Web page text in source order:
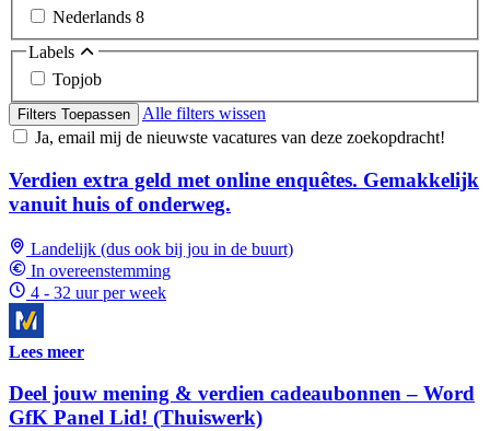
Nederlands 8
Labels
Topjob
Filters Toepassen
Alle filters wissen
Ja, email mij de nieuwste vacatures van deze zoekopdracht!
Verdien extra geld met online enquêtes. Gemakkelijk
vanuit huis of onderweg.
Landelijk (dus ook bij jou in de buurt)
In overeenstemming
4 - 32 uur per week
Lees meer
Deel jouw mening & verdien cadeaubonnen – Word
GfK Panel Lid! (Thuiswerk)